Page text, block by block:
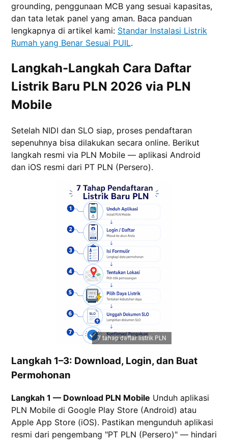
grounding, penggunaan MCB yang sesuai kapasitas,
dan tata letak panel yang aman. Baca panduan
lengkapnya di artikel kami: Standar Instalasi Listrik
Rumah yang Benar Sesuai PUIL.
Langkah-Langkah Cara Daftar
Listrik Baru PLN 2026 via PLN
Mobile
Setelah NIDI dan SLO siap, proses pendaftaran
sepenuhnya bisa dilakukan secara online. Berikut
langkah resmi via PLN Mobile — aplikasi Android
dan iOS resmi dari PT PLN (Persero).
7 tahap daftar listrik PLN
Langkah 1–3: Download, Login, dan Buat
Permohonan
Langkah 1 — Download PLN Mobile Unduh aplikasi
PLN Mobile di Google Play Store (Android) atau
Apple App Store (iOS). Pastikan mengunduh aplikasi
resmi dari pengembang "PT PLN (Persero)" — hindari